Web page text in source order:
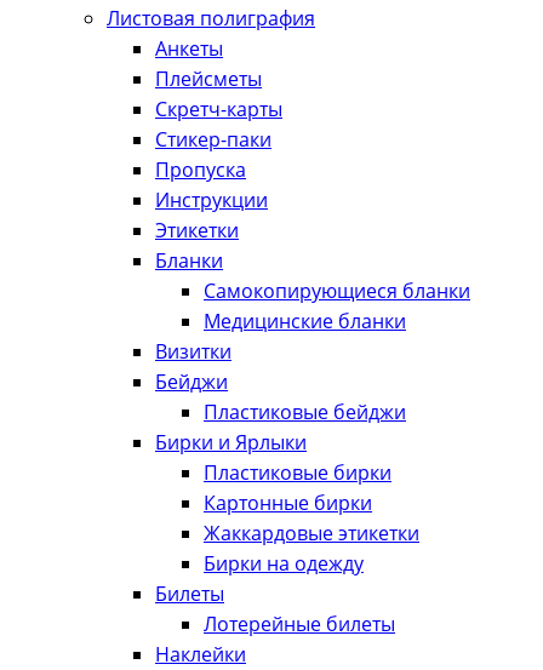
Листовая полиграфия
Анкеты
Плейсметы
Скретч-карты
Стикер-паки
Пропуска
Инструкции
Этикетки
Бланки
Самокопирующиеся бланки
Медицинские бланки
Визитки
Бейджи
Пластиковые бейджи
Бирки и Ярлыки
Пластиковые бирки
Картонные бирки
Жаккардовые этикетки
Бирки на одежду
Билеты
Лотерейные билеты
Наклейки